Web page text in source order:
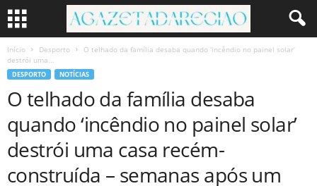
Início Desporto
O telhado da família desaba quando ‘incêndio no painel solar’
destrói uma...
DESPORTO NOTÍCIAS
O telhado da família desaba
quando ‘incêndio no painel solar’
destrói uma casa recém-
construída – semanas após um